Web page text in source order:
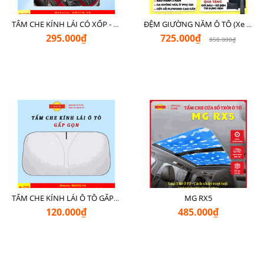
TẤM CHE KÍNH LÁI CÓ XỐP - LOẠI XỊN CHE NGOÀI MR Ô TÔ
295.000₫
ĐỆM GIƯỜNG NẰM Ô TÔ (Xe 7 Chỗ SUV + Pickup + Sedan C - D)
725.000₫ 850.000₫
TẤM CHE KÍNH LÁI Ô TÔ GẤP GỌN
120.000₫
MG RX5
485.000₫